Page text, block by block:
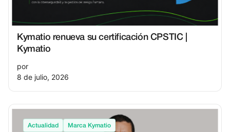
Kymatio renueva su certificación CPSTIC |
Kymatio
por
8 de julio, 2026
Actualidad Marca Kymatio